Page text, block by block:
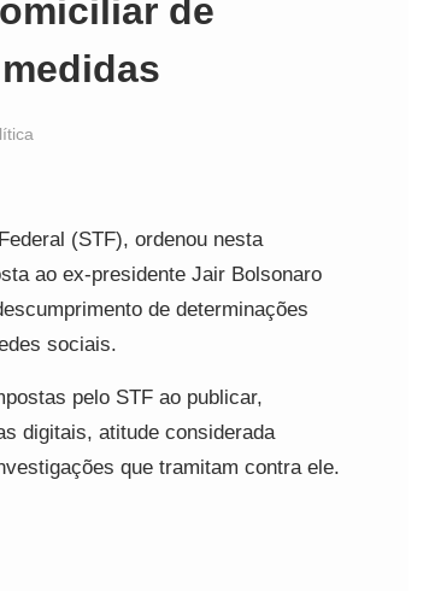
de
(STF), ordenou nesta
ao ex-presidente Jair Bolsonaro
de determinações
sociais.
pelo STF ao publicar,
digitais, atitude considerada
que tramitam contra ele.